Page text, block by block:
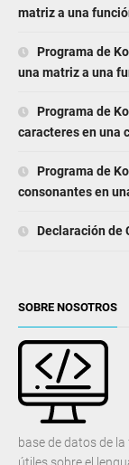
matriz a una
Programa de
una matriz a una
Programa de
caracteres en una
Programa de
consonantes en
Declaración de
SOBRE NOSOTROS
base de datos de
útiles sobre el